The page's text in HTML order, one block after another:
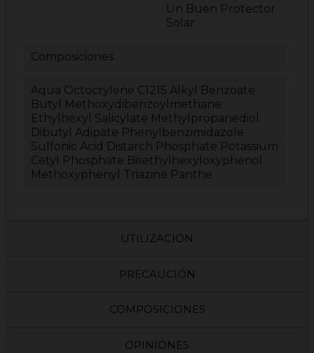
Un Buen Protector
Solar
Composiciones
Aqua Octocrylene C1215 Alkyl Benzoate
Butyl Methoxydibenzoylmethane
Ethylhexyl Salicylate Methylpropanediol
Dibutyl Adipate Phenylbenzimidazole
Sulfonic Acid Distarch Phosphate Potassium
Cetyl Phosphate Bisethylhexyloxyphenol
Methoxyphenyl Triazine Panthe
UTILIZACIÓN
PRECAUCIÓN
COMPOSICIONES
OPINIONES